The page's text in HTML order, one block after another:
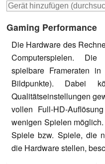
Gaming Performance
Die Hardware des
Computerspielen.
spielbare Frameraten
Bildpunkte). Dabei
Qualitätseinstellungen
vollen Full-HD-
wenigen Spielen
Spiele bzw. Spiele, die
die Hardware stellen,